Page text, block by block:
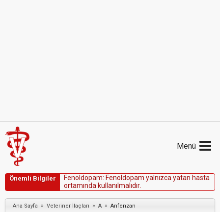
Menü
Önemli Bilgiler Feno dopam: Feno dopam ya nızca yatan hasta
ortamında ku anı ma ıdır
Ana Sayfa » Veteriner İlaçları » A » Anfenzan